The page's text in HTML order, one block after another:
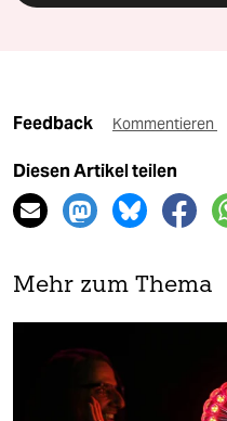
Feedback Kommentieren
Diesen Artikel teilen
Mehr zum Thema